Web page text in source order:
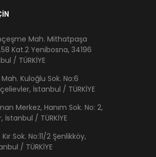
Mah. Mithatpaşa
Kat.2 Yenibosna, 34196
/ TÜRKİYE
Kuloğlu Sok. No:6
İstanbul / TÜRKİYE
Merkez, Hanım Sok. No: 2,
İstanbul / TÜRKİYE
Sok. No:11/2 Şenlikköy,
/ TÜRKİYE